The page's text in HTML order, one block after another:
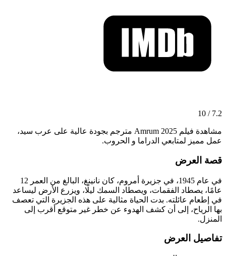
7.2 / 10
مشاهدة فيلم Amrum 2025 مترجم بجودة عالية على عرب سيد،
عمل مميز لمتابعي الدراما و الحروب.
قصة العرض
في عام 1945، في جزيرة أمروم، كان نانينغ، البالغ من العمر 12
عامًا، يصطاد الفقمات، ويصطاد السمك ليلًا، ويزرع الأرض ليساعد
في إطعام عائلته. بدت الحياة مثالية على هذه الجزيرة التي تعصف
بها الرياح، إلى أن كشف الهدوء عن خطر غير متوقع أقرب إلى
المنزل.
تفاصيل العرض